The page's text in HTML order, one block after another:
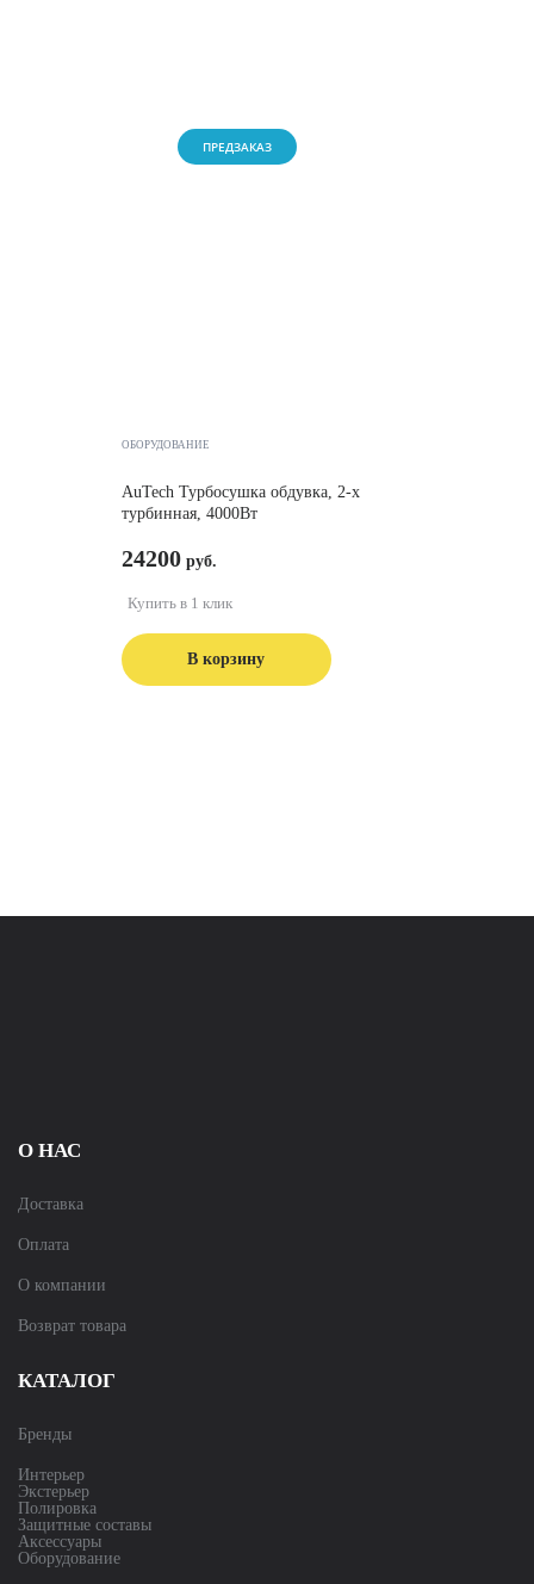
ПРЕДЗАКАЗ
ОБОРУДОВАНИЕ
AuTech Турбосушка обдувка, 2-х
турбинная, 4000Вт
24200
В корзину
Купить в 1 клик
О НАС
Доставка
Оплата
О компании
Возврат товара
КАТАЛОГ
Бренды
Интерьер
Экстерьер
Полировка
Защитные составы
Аксессуары
Оборудование